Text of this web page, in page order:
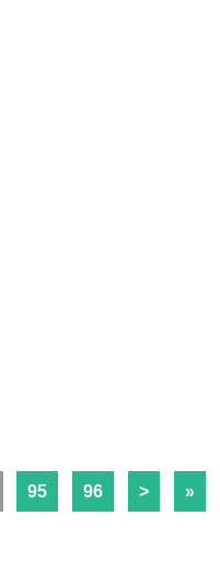
95 96 > »